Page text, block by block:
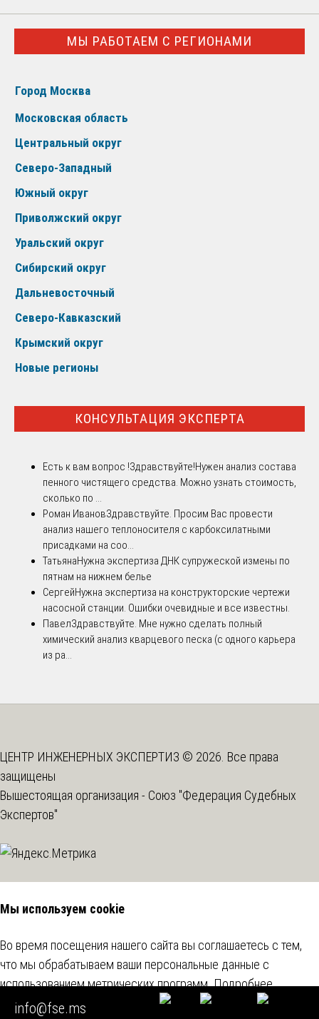
МЫ РАБОТАЕМ С РЕГИОНАМИ
Город Москва
Московская область
Центральный округ
Северо-Западный
Южный округ
Приволжский округ
Уральский округ
Сибирский округ
Дальневосточный
Северо-Кавказский
Крымский округ
Новые регионы
КОНСУЛЬТАЦИЯ ЭКСПЕРТА
Есть к вам вопрос !Здравствуйте!Нужен анализ состава
пенного чистящего средства. Можно узнать стоимость,
сколько по ...
Роман ИвановЗдравствуйте. Просим Вас провести
анализ нашего теплоносителя с карбоксилатными
присадками на соо...
ТатьянаНужна экспертиза ДНК супружеской измены по
пятнам на нижнем белье
СергейНужна экспертиза на конструкторские чертежи
насосной станции. Ошибки очевидные и все известны.
ПавелЗдравствуйте. Мне нужно сделать полный
химический анализ кварцевого песка (с одного карьера
из ра...
ЦЕНТР ИНЖЕНЕРНЫХ ЭКСПЕРТИЗ © 2026. Все права
защищены
Вышестоящая организация - Союз "Федерация Судебных
Экспертов"
info@fse.ms
Мы используем cookie
Во время посещения нашего сайта вы соглашаетесь с тем,
что мы обрабатываем ваши персональные данные с
использованием метрических программ.Подробнее